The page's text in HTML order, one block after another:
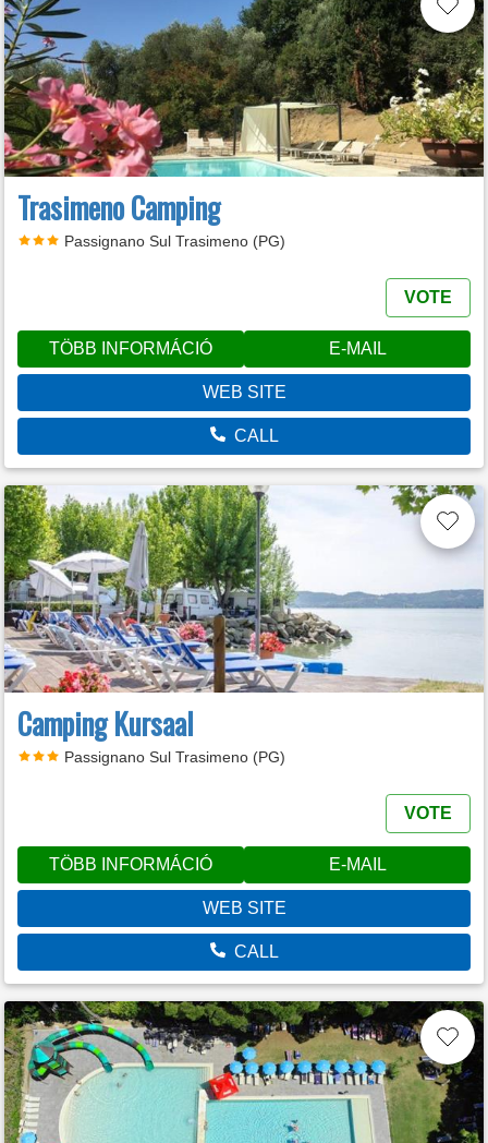
Trasimeno Camping
Passignano Sul Trasimeno (PG)
VOTE
TÖBB INFORMÁCIÓ E-MAIL
WEB SITE
CALL
Camping Kursaal
Passignano Sul Trasimeno (PG)
VOTE
TÖBB INFORMÁCIÓ E-MAIL
WEB SITE
CALL